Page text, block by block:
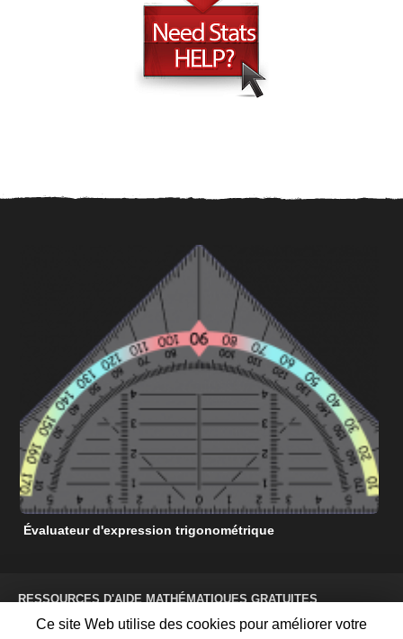
Évaluateur d'expression trigonométrique
RESSOURCES D'AIDE MATHÉMATIQUES GRATUITES
CONDITIONS D'UTILISATION
POLITIQUE DE CONFIDENTIALITÉ
À PROPOS DE NOUS
Ce site Web utilise des cookies pour améliorer votre